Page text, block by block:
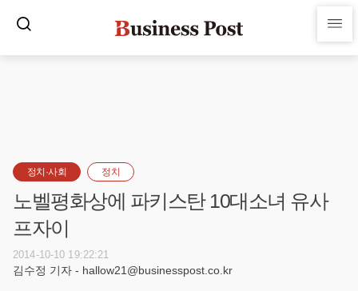
정치·사회 정치
노벨평화상에 파키스탄 10대소녀 유사
프자이
2014-10-10 19:22:21
김수정 기자 - hallow21@businesspost.co.kr